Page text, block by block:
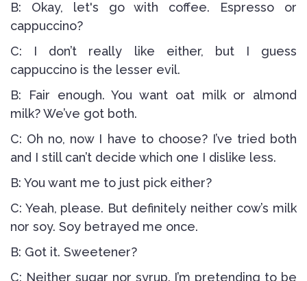
B: Okay, let's go with coffee. Espresso or
cappuccino?
C: I don’t really like either, but I guess
cappuccino is the lesser evil.
B: Fair enough. You want oat milk or almond
milk? We’ve got both.
C: Oh no, now I have to choose? I’ve tried both
and I still can’t decide which one I dislike less.
B: You want me to just pick either?
C: Yeah, please. But definitely neither cow’s milk
nor soy. Soy betrayed me once.
B: Got it. Sweetener?
C: Neither sugar nor syrup. I’m pretending to be